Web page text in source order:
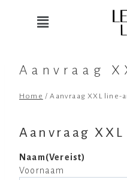
Aanvraag
Home / Aanvraag XXL line-
Aanvraag
Naam(Vereist)
Voornaam